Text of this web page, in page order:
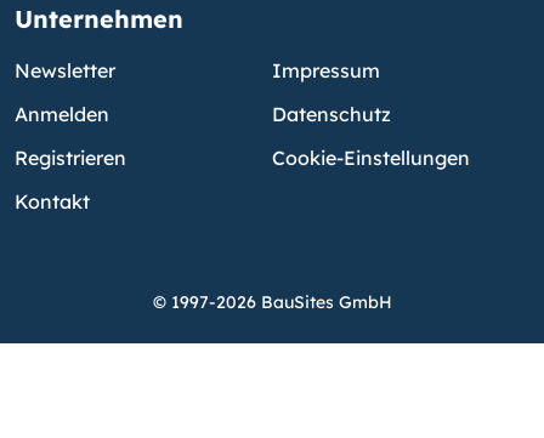
Unternehmen
Newsletter
Anmelden
Registrieren
Kontakt
Impressum
Datenschutz
Cookie-Einstellungen
© 1997-2026 BauSites GmbH